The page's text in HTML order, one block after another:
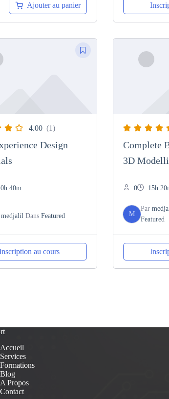
Ajouter au panier
4.00 (1)
Design
40m
medjalil Dans Featured
au cours
Complete
3D
0 15h
M
Par
Featured
Accueil
Services
Formations
Blog
A Propos
Contact